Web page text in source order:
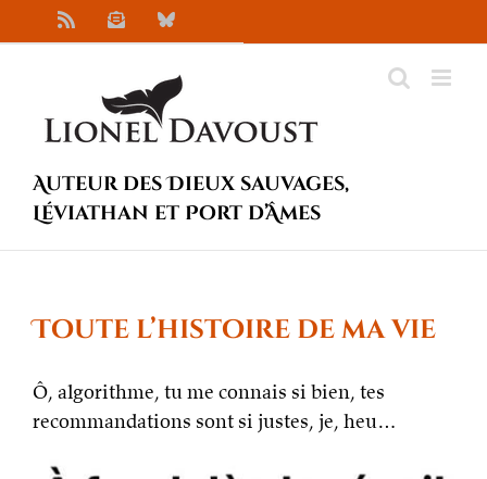
au
NewsletterBluesky
Auteur des Dieux sauvages,
Léviathan et Port d’Âmes
Toute l’histoire de ma vie
Ô, algorithme, tu me connais si bien, tes
recommandations sont si justes, je, heu…